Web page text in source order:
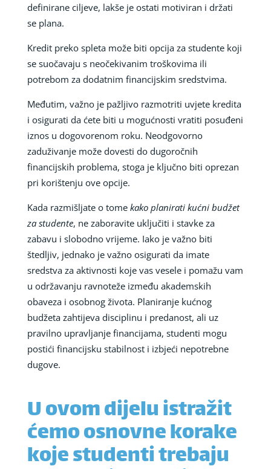
definirane ciljeve, lakše je ostati motiviran i držati
se plana.
Kredit preko spleta može biti opcija za studente koji
se suočavaju s neočekivanim troškovima ili
potrebom za dodatnim financijskim sredstvima.
Međutim, važno je pažljivo razmotriti uvjete kredita
i osigurati da ćete biti u mogućnosti vratiti posuđeni
iznos u dogovorenom roku. Neodgovorno
zaduživanje može dovesti do dugoročnih
financijskih problema, stoga je ključno biti oprezan
pri korištenju ove opcije.
Kada razmišljate o tome kako planirati kućni budžet
za studente, ne zaboravite uključiti i stavke za
zabavu i slobodno vrijeme. Iako je važno biti
štedljiv, jednako je važno osigurati da imate
sredstva za aktivnosti koje vas vesele i pomažu vam
u održavanju ravnoteže između akademskih
obaveza i osobnog života. Planiranje kućnog
budžeta zahtijeva disciplinu i predanost, ali uz
pravilno upravljanje financijama, studenti mogu
postići financijsku stabilnost i izbjeći nepotrebne
dugove.
U ovom dijelu istražit
ćemo osnovne korake
koje studenti trebaju